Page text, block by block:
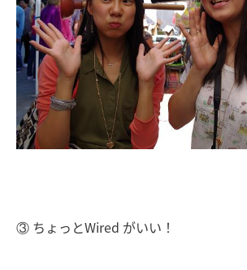
③ ちょっとWired がいい！